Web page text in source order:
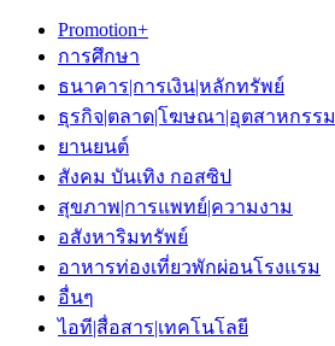
Promotion+
การศึกษา
ธนาคาร|การเงิน|หลักทรัพย์
ธุรกิจ|ตลาด|โฆษณา|อุตสาหกรรม
ยานยนต์
สังคม บันเทิง กอสซิป
สุขภาพ|การแพทย์|ความงาม
อสังหาริมทรัพย์
อาหารท่องเที่ยวพักผ่อนโรงแรม
อื่นๆ
ไอที|สื่อสาร|เทคโนโลยี